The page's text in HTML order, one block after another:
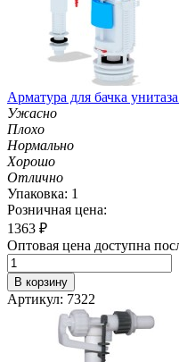
Арматура для бачка
Ужасно
Плохо
Нормально
Хорошо
Отлично
Упаковка: 1
Розничная цена:
1363 ₽
Оптовая цена доступна
В корзину
Артикул: 7322